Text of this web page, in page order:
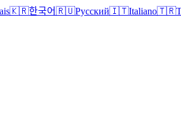
🇰🇷한국어🇷🇺Русский🇮🇹Italiano🇹🇷